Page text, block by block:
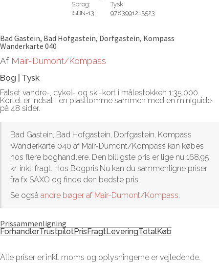
Sprog:
Tysk
ISBN-13:
9783991215523
Bad Gastein, Bad Hofgastein, Dorfgastein, Kompass
Wanderkarte 040
Af Mair-Dumont/Kompass
Bog Tysk
Falset vandre-, cykel- og ski-kort i målestokken 1:35.000.
Kortet er indsat i en plastlomme sammen med en miniguide
på 48 sider.
Bad Gastein, Bad Hofgastein, Dorfgastein, Kompass
Wanderkarte 040 af Mair-Dumont/Kompass kan købes
hos flere boghandlere. Den billigste pris er lige nu 168,95
kr. inkl. fragt. Hos Bogpris.Nu kan du sammenligne priser
fra fx SAXO og finde den bedste pris.
Se også andre bøger af Mair-Dumont/Kompass.
Prissammenligning
ForhandlerTrustpilotPris FragtLeveringTotalKøb
Alle priser er inkl. moms og oplysningerne er vejledende.